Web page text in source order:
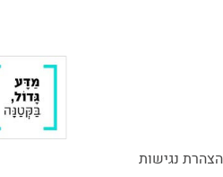
הצהרת נגישות